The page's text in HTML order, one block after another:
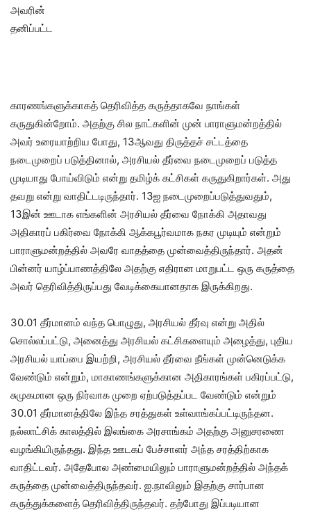
அவரின்
தனிப்பட்ட
காரணங்களுக்காகத் தெரிவித்த கருத்தாகவே நாங்கள்
கருதுகின்றோம். அதற்கு சில நாட்களின் முன் பாராளுமன்றத்தில்
அவர் உரையாற்றிய போது, 13ஆவது திருத்தச் சட்டத்தை
நடைமுறைப் படுத்தினால், அரசியல் தீர்வை நடைமுறைப் படுத்த
முடியாது போய்விடும் என்று தமிழ்க் கட்சிகள் கருதுகிறார்கள். அது
தவறு என்று வாதிட்டடிருந்தார். 13ஐ நடைமுறைப்படுத்துவதும்,
13இன் ஊடாக எங்களின் அரசியல் தீர்வை நோக்கி அதாவது
அதிகாரப் பகிர்வை நோக்கி ஆக்கபூர்வமாக நகர முடியும் என்றும்
பாராளுமன்றத்தில் அவரே வாதத்தை முன்வைத்திருந்தார். அதன்
பின்னர் யாழ்ப்பாணத்திலே அதற்கு எதிரான மாறுபட்ட ஒரு கருத்தை
அவர் தெரிவித்திருப்பது வேடிக்கையானதாக இருக்கிறது.
30.01 தீர்மானம் வந்த பொழுது, அரசியல் தீர்வு என்று அதில்
சொல்லப்பட்டு, அனைத்து அரசியல் கட்சிகளையும் அழைத்து, புதிய
அரசியல் யாப்பை இயற்றி, அரசியல் தீர்வை நீங்கள் முன்னெடுக்க
வேண்டும் என்றும், மாகாணங்களுக்கான அதிகாரங்கள் பகிரப்பட்டு,
சுமுகமான ஒரு நிர்வாக முறை ஏற்படுத்தப்பட வேண்டும் என்றும்
30.01 தீர்மானத்திலே இந்த சரத்துகள் உள்வாங்கப்பட்டிருந்தன.
நல்லாட்சிக் காலத்தில் இலங்கை அரசாங்கம் அதற்கு அனுசரணை
வழங்கியிருந்தது. இந்த ஊடகப் பேச்சாளர் அந்த சரத்திற்காக
வாதிட்டவர். அதேபோல அண்மையிலும் பாராளுமன்றத்தில் அந்தக்
கருத்தை முன்வைத்திருந்தவர். ஐ.நாவிலும் இதற்கு சார்பான
கருத்துக்களைத் தெரிவித்திருந்தவர். தற்போது இப்படியான